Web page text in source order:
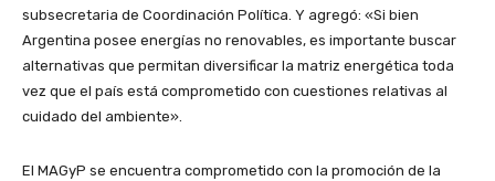
subsecretaria de Coordinación Política. Y agregó: «Si bien
Argentina posee energías no renovables, es importante buscar
alternativas que permitan diversificar la matriz energética toda
vez que el país está comprometido con cuestiones relativas al
cuidado del ambiente».
El MAGyP se encuentra comprometido con la promoción de la